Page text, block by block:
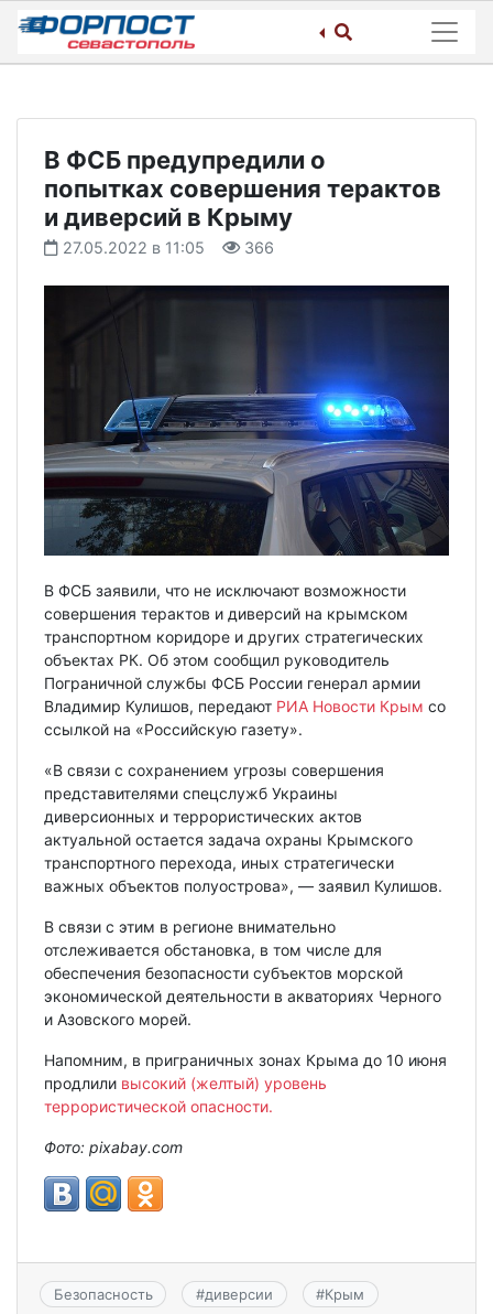
Skip
content
В ФСБ предупредили о
попытках совершения терактов
и диверсий в Крыму
27.05.2022 в 11:05 366
В ФСБ заявили, что не исключают возможности
совершения терактов и диверсий на крымском
транспортном коридоре и других стратегических
объектах РК. Об этом сообщил руководитель
Пограничной службы ФСБ России генерал армии
Владимир Кулишов, передают РИА Новости Крым со
ссылкой на «Российскую газету».
«В связи с сохранением угрозы совершения
представителями спецслужб Украины
диверсионных и террористических актов
актуальной остается задача охраны Крымского
транспортного перехода, иных стратегически
важных объектов полуострова», — заявил Кулишов.
В связи с этим в регионе внимательно
отслеживается обстановка, в том числе для
обеспечения безопасности субъектов морской
экономической деятельности в акваториях Черного
и Азовского морей.
Напомним, в приграничных зонах Крыма до 10 июня
продлили высокий (желтый) уровень
террористической опасности.
Фото: pixabay.com
Безопасность #диверсии #Крым